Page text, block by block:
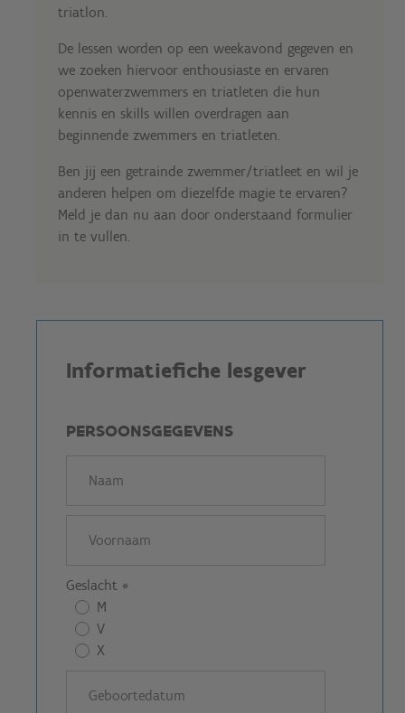
triatlon.
De lessen worden op een weekavond gegeven en
we zoeken hiervoor enthousiaste en ervaren
openwaterzwemmers en triatleten die hun
kennis en skills willen overdragen aan
beginnende zwemmers en triatleten.
Ben jij een getrainde zwemmer/triatleet en wil je
anderen helpen om diezelfde magie te ervaren?
Meld je dan nu aan door onderstaand formulier
in te vullen.
Informatiefiche lesgever
PERSOONSGEGEVENS
Geslacht *
M
V
X